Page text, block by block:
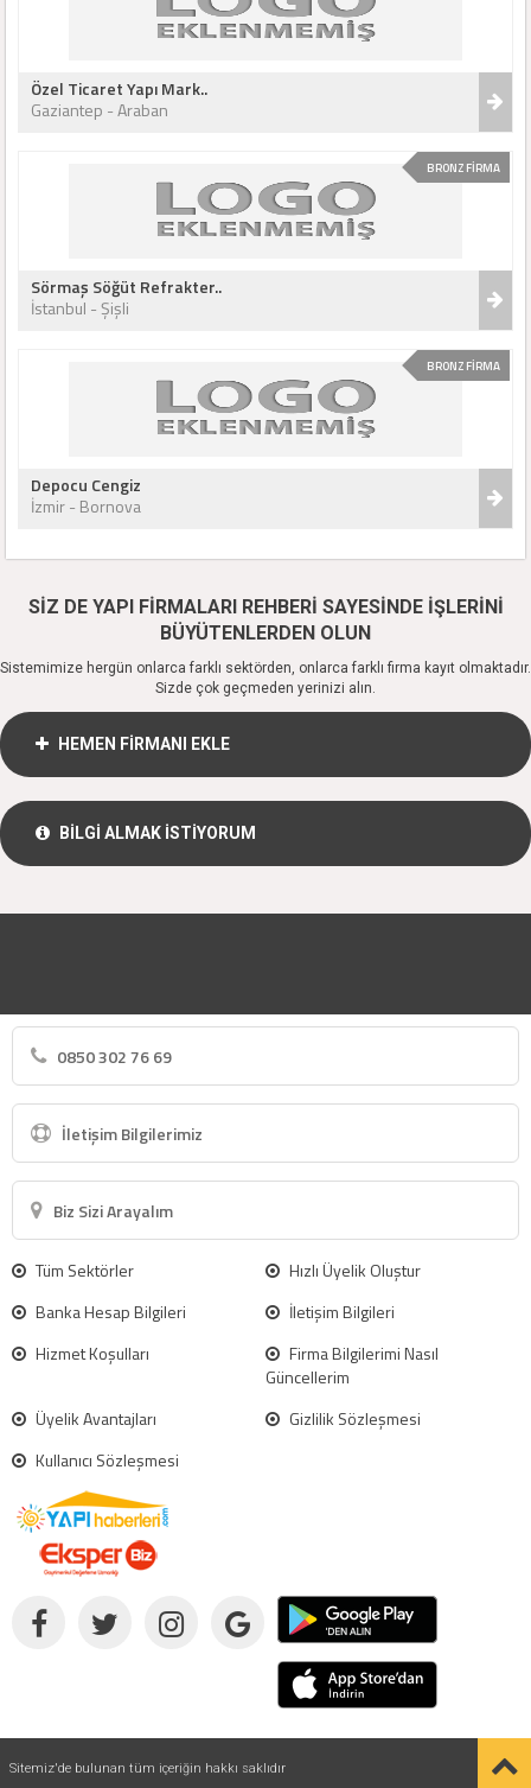
Özel Ticaret Yapı Mark..
Gaziantep - Araban
BRONZ FİRMA
Sörmaş Söğüt Refrakter..
İstanbul - Şişli
BRONZ FİRMA
Depocu Cengiz
İzmir - Bornova
SİZ DE YAPI FİRMALARI REHBERİ SAYESİNDE İŞLERİNİ
BÜYÜTENLERDEN OLUN
Sistemimize hergün onlarca farklı sektörden, onlarca farklı firma kayıt olmaktadır.
Sizde çok geçmeden yerinizi alın.
HEMEN FİRMANI EKLE
BİLGİ ALMAK İSTİYORUM
0850 302 76 69
İletişim Bilgilerimiz
Biz Sizi Arayalım
Tüm Sektörler
Hızlı Üyelik Oluştur
Banka Hesap Bilgileri
İletişim Bilgileri
Hizmet Koşulları
Firma Bilgilerimi Nasıl
Güncellerim
Üyelik Avantajları
Gizlilik Sözleşmesi
Kullanıcı Sözleşmesi
Sitemiz'de bulunan tüm içeriğin hakkı saklıdır